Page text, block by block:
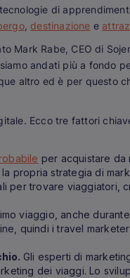
di
,destinazione e
Mark Rabe, CEO di
andati più a fondo
altro ed è per questo
Ecco tre fattori
per acquistare da
propria strategia di
per trovare viaggiatori,
viaggio, anche
quindi i travel
Gli esperti di
dei viaggi. Lo